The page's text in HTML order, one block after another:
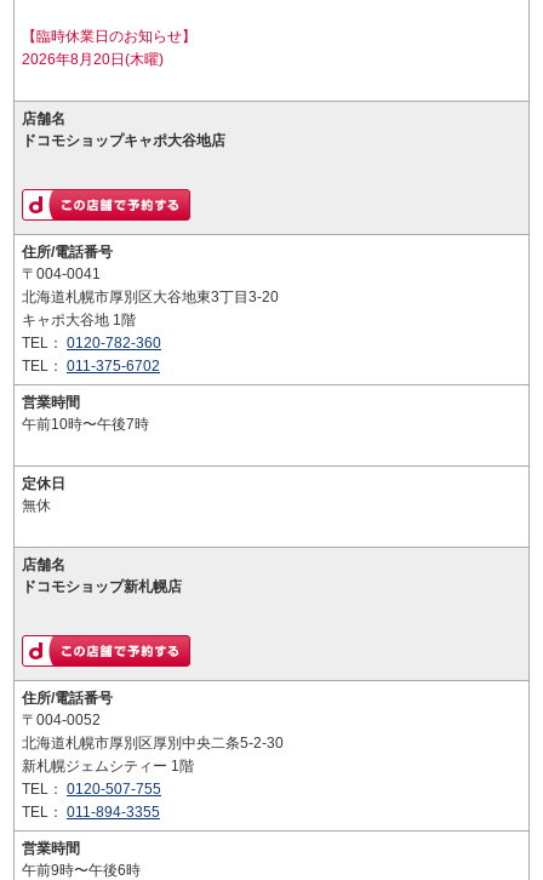
【臨時休業日のお知らせ】
2026年8月20日(木曜)
店舗名
ドコモショップキャポ大谷地店
住所/電話番号
〒004-0041
北海道札幌市厚別区大谷地東3丁目3-20
キャポ大谷地 1階
TEL： 0120-782-360
TEL： 011-375-6702
営業時間
午前10時〜午後7時
定休日
無休
店舗名
ドコモショップ新札幌店
住所/電話番号
〒004-0052
北海道札幌市厚別区厚別中央二条5-2-30
新札幌ジェムシティー 1階
TEL： 0120-507-755
TEL： 011-894-3355
営業時間
午前9時〜午後6時